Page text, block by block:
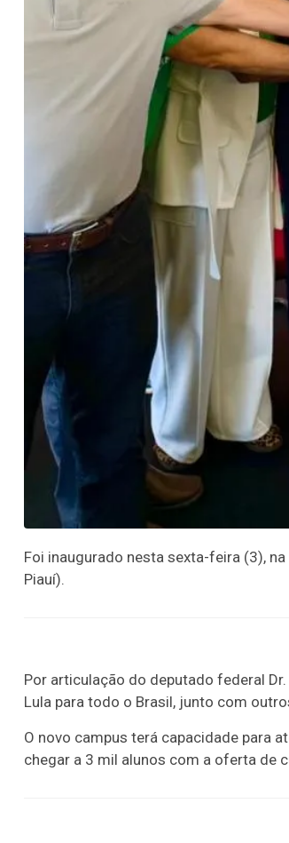
Foi inaugurado nesta sexta-feira (3),
Piauí).
Por articulação do deputado federal
Lula para todo o Brasil, junto com
O novo campus terá capacidade para
chegar a 3 mil alunos com a oferta de